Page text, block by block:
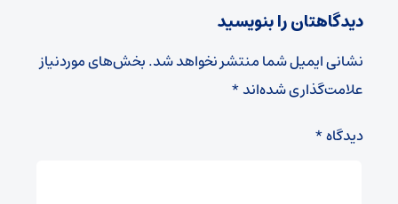
دیدگاهتان را بنویسید
نشانی ایمیل شما منتشر نخواهد شد.بخش‌های موردنیاز
علامت‌گذاری شده‌اند*
دیدگاه*